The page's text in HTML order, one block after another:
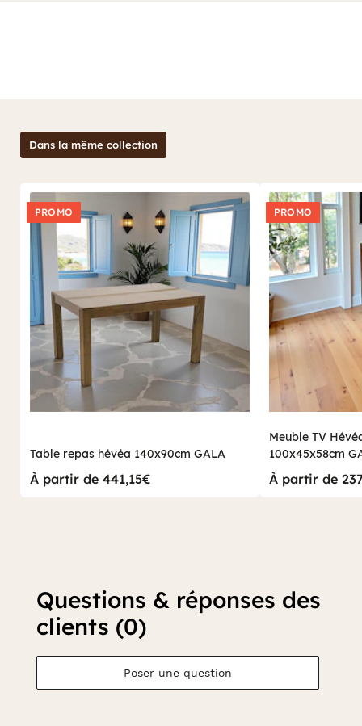
Dans la même collection
PROMO
Table repas hévéa 140x90cm GALA
À partir de 441,15€
PROMO
Meuble TV
100x45x58cm
À partir de
Questions & réponses des
clients (0)
Poser une question